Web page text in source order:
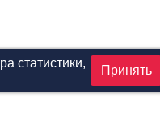
статистики,
Принять